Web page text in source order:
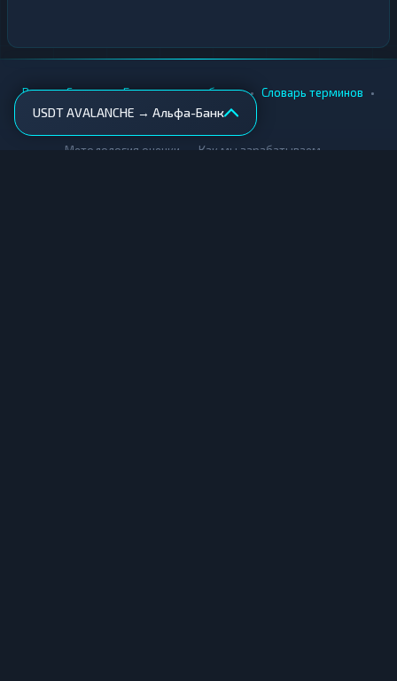
USDT AVALANCHE → Альфа-Банк
Вики • Города • Безопасность обмена • Словарь терминов •
AML-проверка
Методология оценки Как мы зарабатываем